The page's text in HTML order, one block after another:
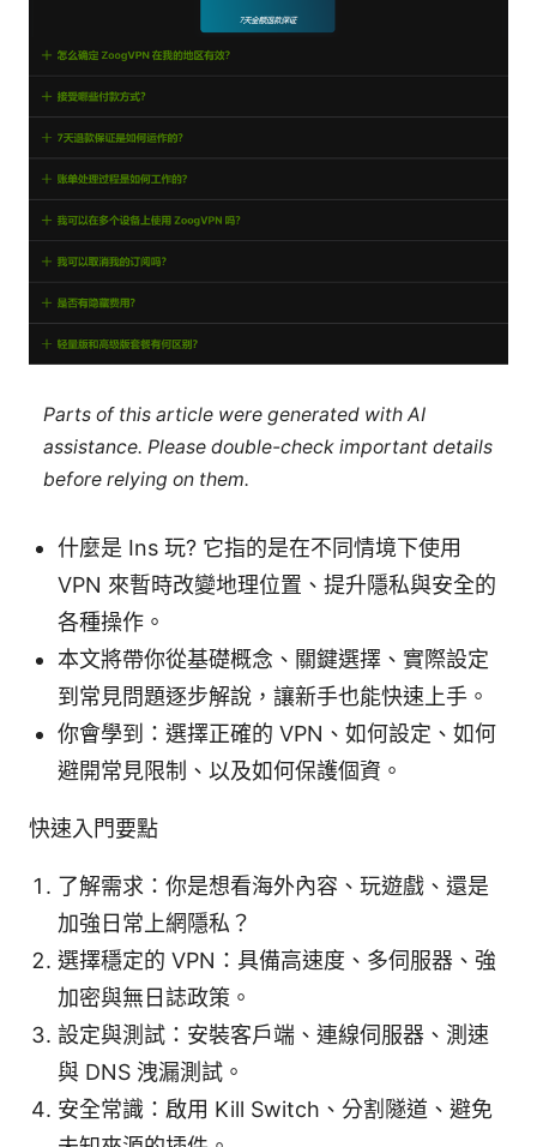
Parts of this article were generated with AI
assistance. Please double-check important details
before relying on them.
什麼是 Ins 玩? 它指的是在不同情境下使用
VPN 來暫時改變地理位置、提升隱私與安全的
各種操作。
本文將帶你從基礎概念、關鍵選擇、實際設定
到常見問題逐步解說，讓新手也能快速上手。
你會學到：選擇正確的 VPN、如何設定、如何
避開常見限制、以及如何保護個資。
快速入門要點
了解需求：你是想看海外內容、玩遊戲、還是
加強日常上網隱私？
選擇穩定的 VPN：具備高速度、多伺服器、強
加密與無日誌政策。
設定與測試：安裝客戶端、連線伺服器、測速
與 DNS 洩漏測試。
安全常識：啟用 Kill Switch、分割隧道、避免